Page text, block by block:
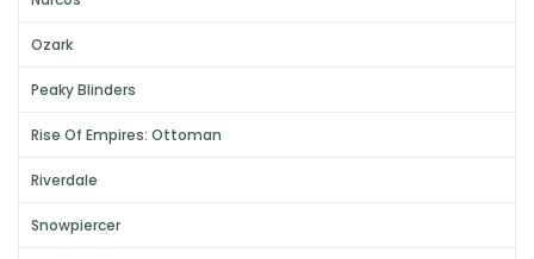
Ozark
Peaky Blinders
Rise Of Empires: Ottoman
Riverdale
Snowpiercer